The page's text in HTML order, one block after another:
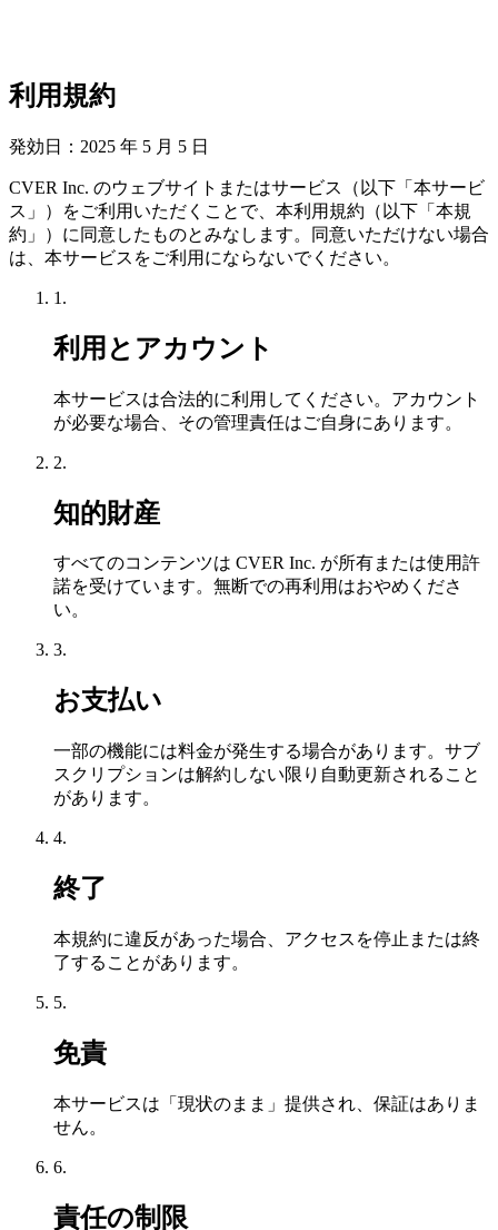
利用規約
発効日：2025 年 5 月 5 日
CVER Inc. のウェブサイトまたはサービス（以下「本サービ
ス」）をご利用いただくことで、本利用規約（以下「本規
約」）に同意したものとみなします。同意いただけない場合
は、本サービスをご利用にならないでください。
1.
利用とアカウント
本サービスは合法的に利用してください。アカウント
が必要な場合、その管理責任はご自身にあります。
2.
知的財産
すべてのコンテンツは CVER Inc. が所有または使用許
諾を受けています。無断での再利用はおやめくださ
い。
3.
お支払い
一部の機能には料金が発生する場合があります。サブ
スクリプションは解約しない限り自動更新されること
があります。
4.
終了
本規約に違反があった場合、アクセスを停止または終
了することがあります。
5.
免責
本サービスは「現状のまま」提供され、保証はありま
せん。
6.
責任の制限